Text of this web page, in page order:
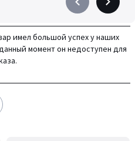
Précédent
à
gauche
Suivant
à
droite
имел большой успех у наших
момент он недоступен для